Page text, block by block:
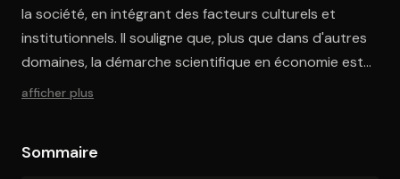
la société, en intégrant des facteurs culturels et
institutionnels. Il souligne que, plus que dans d'autres
domaines, la démarche scientifique en économie est
étroitement liée à des considérations idéologiques.
afficher plus
Sommaire